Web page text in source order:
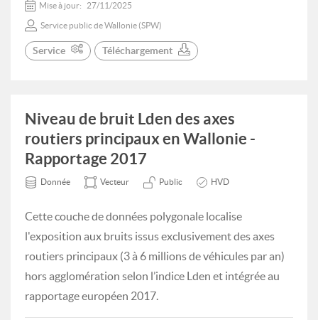
Mise à jour: 27/11/2025
Service public de Wallonie (SPW)
Service Téléchargement
Niveau de bruit Lden des axes
routiers principaux en Wallonie -
Rapportage 2017
Donnée Vecteur Public HVD
Cette couche de données polygonale localise
l'exposition aux bruits issus exclusivement des axes
routiers principaux (3 à 6 millions de véhicules par an)
hors agglomération selon l’indice Lden et intégrée au
rapportage européen 2017.